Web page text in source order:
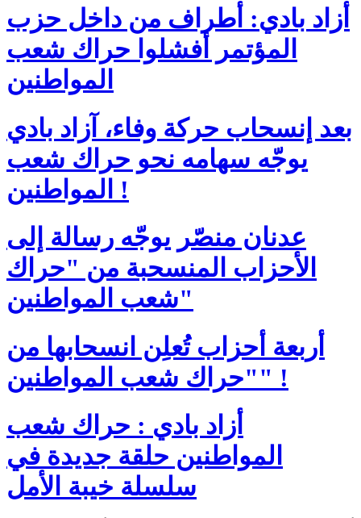
أزاد بادي: أطراف من داخل حزب
المؤتمر أفشلوا حراك شعب
المواطنين
بعد إنسحاب حركة وفاء، آزاد بادي
يوجّه سهامه نحو حراك شعب
المواطنين !
عدنان منصّر يوجّه رسالة إلى
الأحزاب المنسحبة من "حراك
شعب المواطنين"
أربعة أحزاب تُعلِن انسحابها من
"حراك شعب المواطنين" !
أزاد بادي : حراك شعب
المواطنين حلقة جديدة في
سلسلة خيبة الأمل